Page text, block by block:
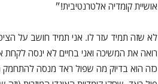
אושיית קומדיה אלטרנטיבית!״
לא שזה תמיד עזר לו. אני תמיד חושב על
רואה את המשיכה ואני בחיים לא ינסה
כזה הוא בדיוק מה שפול ראד מנסה להתחמק